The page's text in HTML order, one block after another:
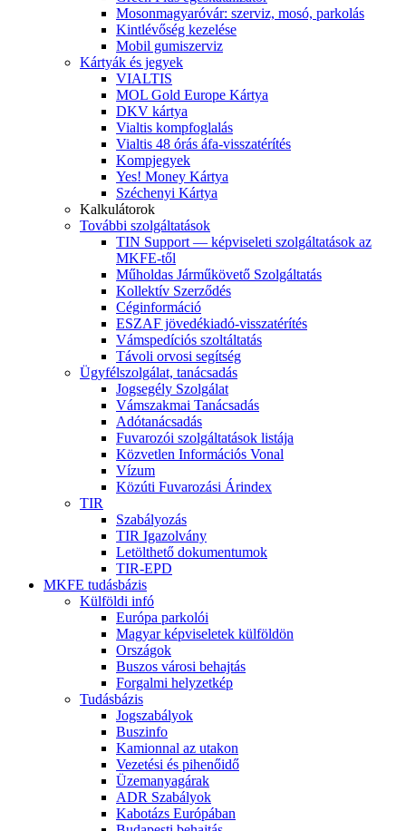
Mosonmagyaróvár: szerviz, mosó, parkolás
Kintlévőség kezelése
Mobil gumiszerviz
Kártyák és jegyek
VIALTIS
MOL Gold Europe Kártya
DKV kártya
Vialtis kompfoglalás
Vialtis 48 órás áfa-visszatérítés
Kompjegyek
Yes! Money Kártya
Széchenyi Kártya
Kalkulátorok
További szolgáltatások
TIN Support — képviseleti szolgáltatások az
MKFE-től
Műholdas Járműkövető Szolgáltatás
Kollektív Szerződés
Céginformáció
ESZAF jövedékiadó-visszatérítés
Vámspedíciós szoltáltatás
Távoli orvosi segítség
Ügyfélszolgálat, tanácsadás
Jogsegély Szolgálat
Vámszakmai Tanácsadás
Adótanácsadás
Fuvarozói szolgáltatások listája
Közvetlen Információs Vonal
Vízum
Közúti Fuvarozási Árindex
TIR
Szabályozás
TIR Igazolvány
Letölthető dokumentumok
TIR-EPD
MKFE tudásbázis
Külföldi infó
Európa parkolói
Magyar képviseletek külföldön
Országok
Buszos városi behajtás
Forgalmi helyzetkép
Tudásbázis
Jogszabályok
Buszinfo
Kamionnal az utakon
Vezetési és pihenőidő
Üzemanyagárak
ADR Szabályok
Kabotázs Európában